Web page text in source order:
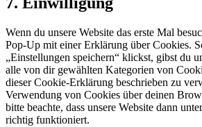
zum
sonstiges
Wenn du unsere Website das erste Mal
Pop-Up mit einer Erklärung über Cookies.
„Einstellungen speichern“ klickst, gibst du
alle von dir gewählten Kategorien von
dieser Cookie-Erklärung beschrieben zu
Verwendung von Cookies über deinen
bitte beachte, dass unsere Website dann
richtig funktioniert.